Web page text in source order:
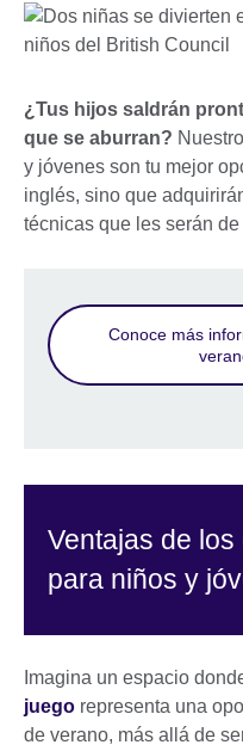
¿Tus hijos saldrán
que se aburran?
y jóvenes son tu mejor
inglés, sino que
técnicas que les serán
Conoce más
Ventajas de
para niños y
Imagina un espacio
juego representa una
de verano, más allá de